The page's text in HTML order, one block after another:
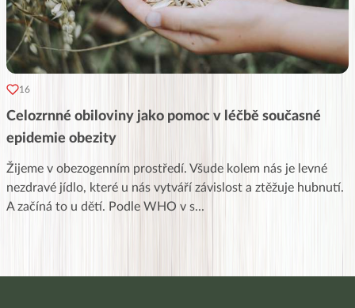
16
Celozrnné obiloviny jako pomoc v léčbě současné
epidemie obezity
Žijeme v obezogenním prostředí. Všude kolem nás je levné
nezdravé jídlo, které u nás vytváří závislost a ztěžuje hubnutí.
A začíná to u dětí. Podle WHO v s...